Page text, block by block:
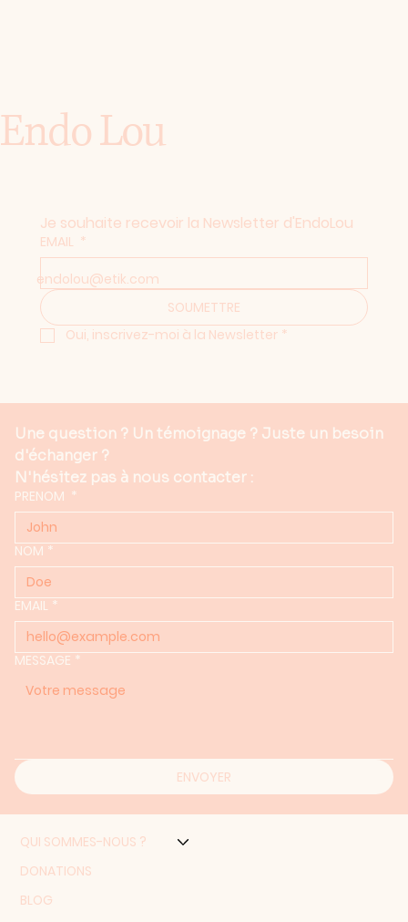
Endo Lou
Je souhaite recevoir la Newsletter d'EndoLou
EMAIL *
SOUMETTRE
Oui, inscrivez-moi à la Newsletter *
endolou@etik.com
Une question ? Un témoignage ? Juste un besoin
d'échanger ?
N'hésitez pas à nous contacter :
PRENOM *
NOM *
EMAIL *
MESSAGE *
ENVOYER
QUI SOMMES-NOUS ?
DONATIONS
BLOG